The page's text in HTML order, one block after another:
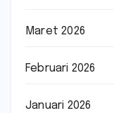
Maret 2026
Februari 2026
Januari 2026